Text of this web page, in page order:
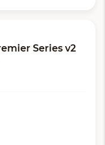
Series v2